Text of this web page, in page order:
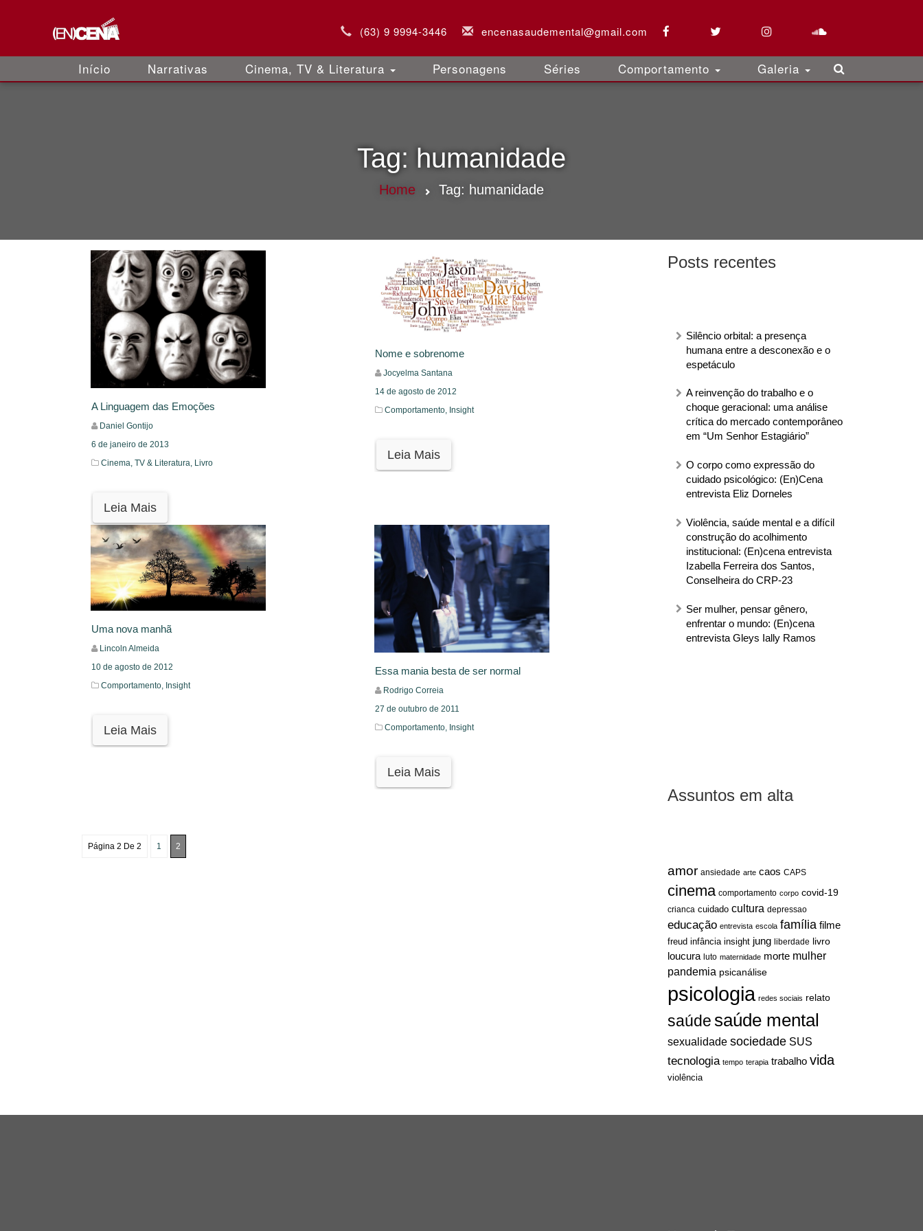
(63) 9 9994-3446 encenasaudemental@gmail.com
Início Narrativas Cinema, TV & Literatura Personagens Séries Comportamento Galeria
Tag: humanidade
Home Tag: humanidade
Posts recentes
Silêncio orbital: a presença
humana entre a desconexão e o
espetáculo
A reinvenção do trabalho e o
choque geracional: uma análise
crítica do mercado contemporâneo
em “Um Senhor Estagiário”
O corpo como expressão do
cuidado psicológico: (En)Cena
entrevista Eliz Dorneles
Violência, saúde mental e a difícil
construção do acolhimento
institucional: (En)cena entrevista
Izabella Ferreira dos Santos,
Conselheira do CRP-23
Ser mulher, pensar gênero,
enfrentar o mundo: (En)cena
entrevista Gleys Ially Ramos
Assuntos em alta
amor ansiedade arte caos CAPS
cinema comportamento corpo covid-19
crianca cuidado cultura depressao
educação entrevista escola família filme
freud infância insight jung liberdade livro
loucura luto maternidade morte mulher
pandemia psicanálise
psicologia redes sociais relato
saúdesaúde mental
sexualidade sociedade SUS
tecnologia tempo terapia trabalho vida
violência
A Linguagem das Emoções
Daniel Gontijo
6 de janeiro de 2013
Cinema, TV & Literatura, Livro
Leia Mais
Nome e sobrenome
Jocyelma Santana
14 de agosto de 2012
Comportamento, Insight
Leia Mais
Uma nova manhã
Lincoln Almeida
10 de agosto de 2012
Comportamento, Insight
Leia Mais
Essa mania besta de ser normal
Rodrigo Correia
27 de outubro de 2011
Comportamento, Insight
Leia Mais
Página 2 De 2 1 2